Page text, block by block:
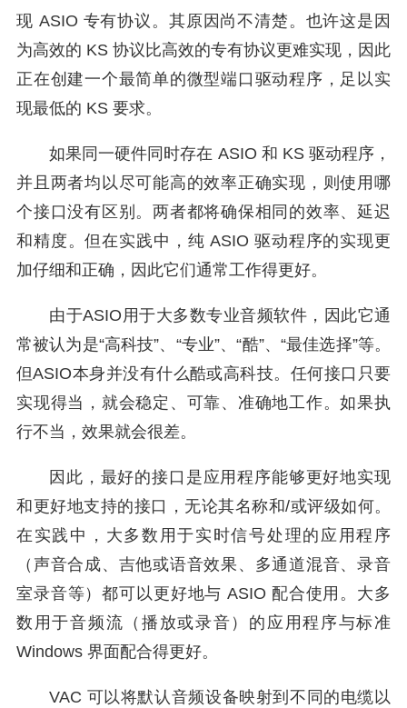
现 ASIO 专有协议。其原因尚不清楚。也许这是因
为高效的 KS 协议比高效的专有协议更难实现，因此
正在创建一个最简单的微型端口驱动程序，足以实
现最低的 KS 要求。
如果同一硬件同时存在 ASIO 和 KS 驱动程序，
并且两者均以尽可能高的效率正确实现，则使用哪
个接口没有区别。两者都将确保相同的效率、延迟
和精度。但在实践中，纯 ASIO 驱动程序的实现更
加仔细和正确，因此它们通常工作得更好。
由于ASIO用于大多数专业音频软件，因此它通
常被认为是“高科技”、“专业”、“酷”、“最佳选择”等。
但ASIO本身并没有什么酷或高科技。任何接口只要
实现得当，就会稳定、可靠、准确地工作。如果执
行不当，效果就会很差。
因此，最好的接口是应用程序能够更好地实现
和更好地支持的接口，无论其名称和/或评级如何。
在实践中，大多数用于实时信号处理的应用程序
（声音合成、吉他或语音效果、多通道混音、录音
室录音等）都可以更好地与 ASIO 配合使用。大多
数用于音频流（播放或录音）的应用程序与标准
Windows 界面配合得更好。
VAC 可以将默认音频设备映射到不同的电缆以